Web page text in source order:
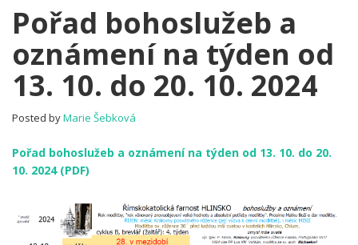
textu
s
názvem
Pořad
bohoslužeb
a
od
do
20.
Pořad bohoslužeb a
oznámení na týden od
13. 10. do 20. 10. 2024
Posted byMarie Šebková
Pořad bohoslužeb a oznámení na týden od 13. 10. do 20.
10. 2024 (PDF)